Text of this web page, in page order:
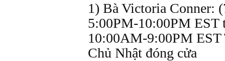
1) Bà Victoria Conner:
5:00PM-10:00PM
10:00AM-9:00PM EST
Chủ Nhật đóng cửa